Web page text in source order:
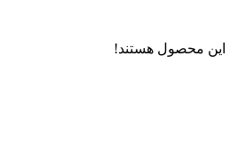
این محصول هستند!